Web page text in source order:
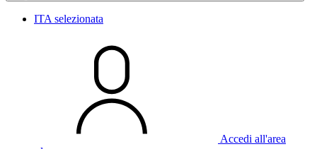
ITA selezionata
Accedi all'area